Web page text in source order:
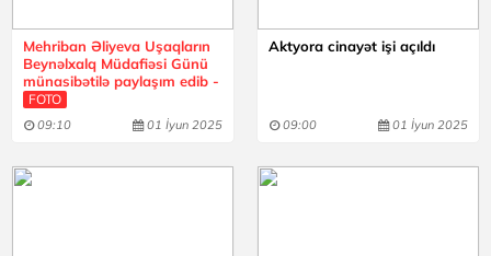
Mehriban Əliyeva Uşaqların
Beynəlxalq Müdafiəsi Günü
münasibətilə paylaşım edib -
FOTO
09:10 01 İyun 2025
Aktyora cinayət işi açıldı
09:00 01 İyun 2025